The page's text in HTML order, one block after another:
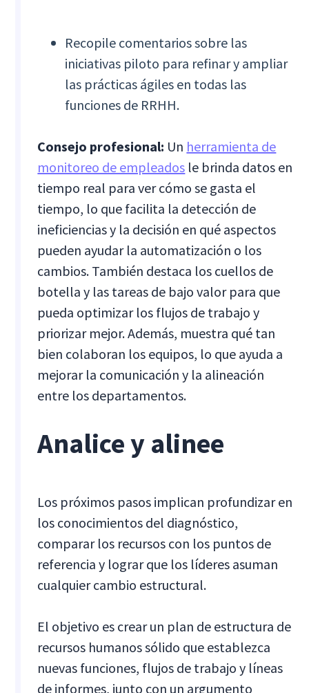
Recopile comentarios sobre las
iniciativas piloto para refinar y ampliar
las prácticas ágiles en todas las
funciones de RRHH.
Consejo profesional: Un herramienta de
monitoreo de empleados le brinda datos en
tiempo real para ver cómo se gasta el
tiempo, lo que facilita la detección de
ineficiencias y la decisión en qué aspectos
pueden ayudar la automatización o los
cambios. También destaca los cuellos de
botella y las tareas de bajo valor para que
pueda optimizar los flujos de trabajo y
priorizar mejor. Además, muestra qué tan
bien colaboran los equipos, lo que ayuda a
mejorar la comunicación y la alineación
entre los departamentos.
Analice y alinee
Los próximos pasos implican profundizar en
los conocimientos del diagnóstico,
comparar los recursos con los puntos de
referencia y lograr que los líderes asuman
cualquier cambio estructural.
El objetivo es crear un plan de estructura de
recursos humanos sólido que establezca
nuevas funciones, flujos de trabajo y líneas
de informes, junto con un argumento